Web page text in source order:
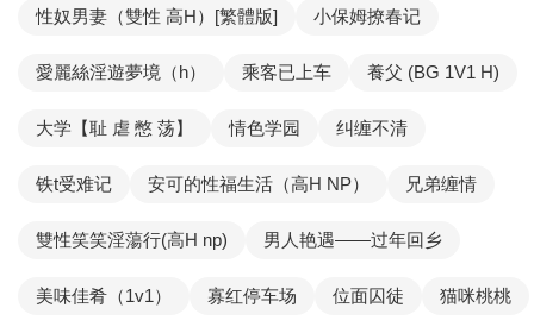
性奴男妻（雙性 高H）[繁體版] 小保姆撩春记
愛麗絲淫遊夢境（h） 乘客已上车 養父 (BG 1V1 H)
大学【耻 虐 憋 荡】 情色学园 纠缠不清
铁t受难记 安可的性福生活（高H NP） 兄弟缠情
雙性笑笑淫蕩行(高H np) 男人艳遇——过年回乡
美味佳肴（1v1） 寡红停车场 位面囚徒 猫咪桃桃